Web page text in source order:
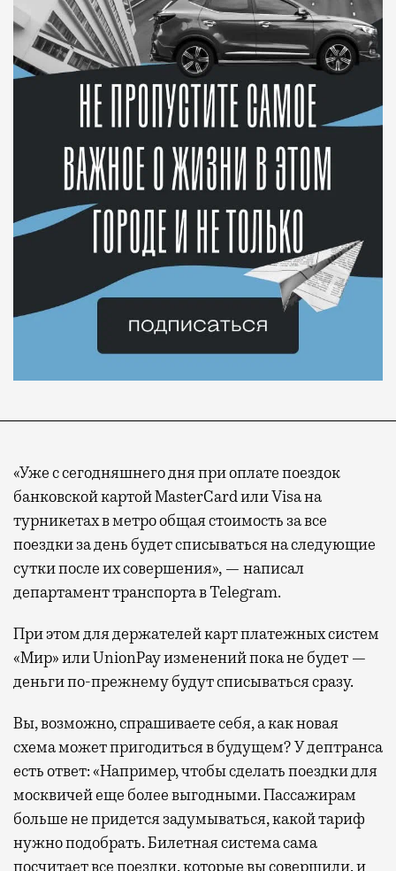
«Уже с сегодняшнего дня при оплате поездок
банковской картой MasterCard или Visa на
турникетах в метро общая стоимость за все
поездки за день будет списываться на следующие
сутки после их совершения», — написал
департамент транспорта в Telegram.
При этом для держателей карт платежных систем
«Мир» или UnionPay изменений пока не будет —
деньги по-прежнему будут списываться сразу.
Вы, возможно, спрашиваете себя, а как новая
схема может пригодиться в будущем? У дептранса
есть ответ: «Например, чтобы сделать поездки для
москвичей еще более выгодными. Пассажирам
больше не придется задумываться, какой тариф
нужно подобрать. Билетная система сама
посчитает все поездки, которые вы совершили, и